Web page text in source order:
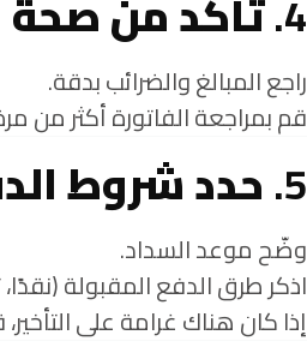
راجع المبالغ والضرائب بدقة.
قم بمراجعة الفاتورة أكثر من
5. حدد شروط
وضّح موعد السداد.
اذكر طرق الدفع المقبولة
إذا كان هناك غرامة على